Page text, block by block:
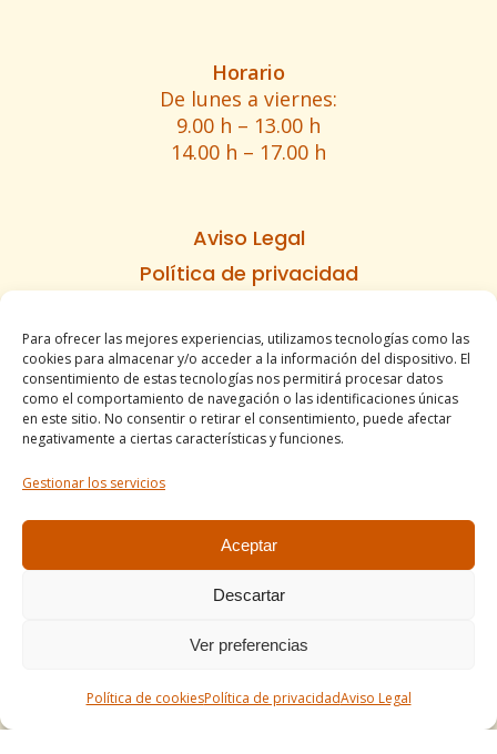
Para ofrecer las mejores experiencias, utilizamos tecnologías como las
cookies para almacenar y/o acceder a la información del dispositivo. El
consentimiento de estas tecnologías nos permitirá procesar datos
como el comportamiento de navegación o las identificaciones únicas
en este sitio. No consentir o retirar el consentimiento, puede afectar
negativamente a ciertas características y funciones.
Gestionar los servicios
Aceptar
Descartar
Ver preferencias
Política de cookiesPolítica de privacidadAviso Legal
Horario
De lunes a viernes:
9.00 h – 13.00 h
14.00 h – 17.00 h
Aviso Legal
Política de privacidad
Informe de accesibilidad
Condiciones de venta
Mapa del sitio
comercial@apirossend.com